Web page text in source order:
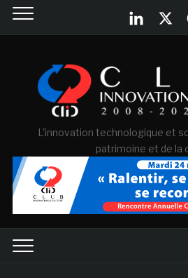
L'innovation technologique et
patrimoine et de la